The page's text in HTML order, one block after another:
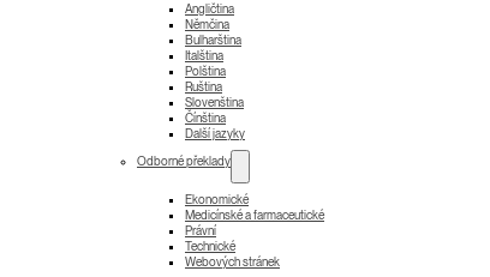
Angličtina
Němčina
Bulharština
Italština
Polština
Ruština
Slovenština
Čínština
Další jazyky
Odborné překlady
Ekonomické
Medicínské a farmaceutické
Právní
Technické
Webových stránek